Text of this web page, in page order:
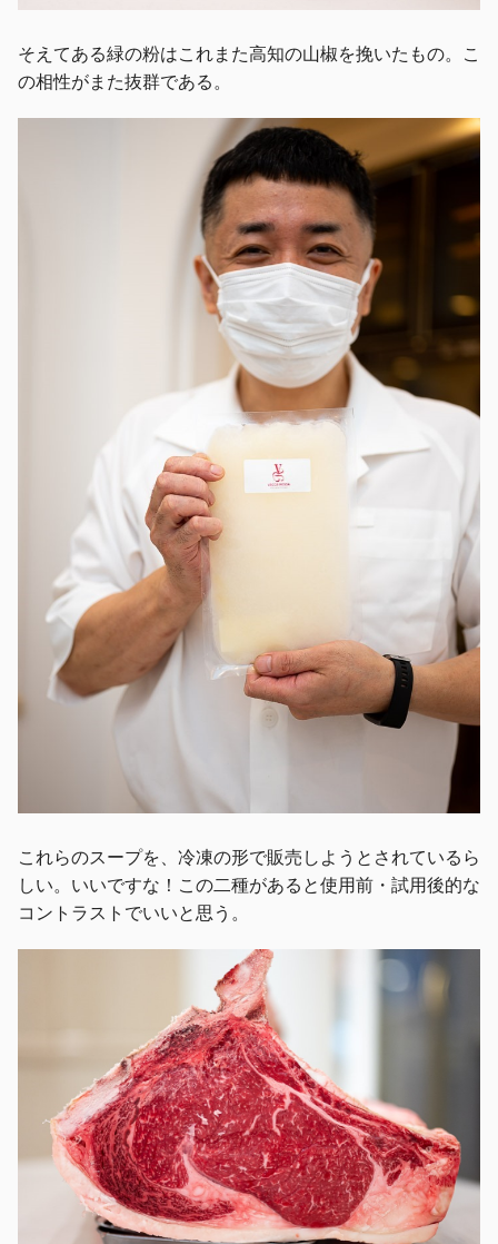
そえてある緑の粉はこれまた高知の山椒を挽いたもの。こ
の相性がまた抜群である。
これらのスープを、冷凍の形で販売しようとされているら
しい。いいですな！この二種があると使用前・試用後的な
コントラストでいいと思う。